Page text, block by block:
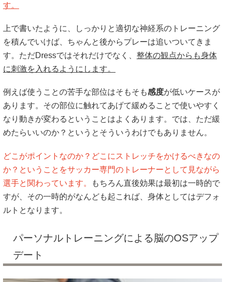
す。
上で書いたように、しっかりと適切な神経系のトレーニング
を積んでいけば、ちゃんと後からプレーは追いついてきま
す。ただDressではそれだけでなく、 整体の観点からも身体
に刺激を入れるようにします。
例えば使うことの苦手な部位はそもそも感度が低いケースが
あります。その部位に触れてあげて緩めることで使いやすく
なり動きが変わるということはよくあります。では、ただ緩
めたらいいのか？というとそういうわけでもありません。
どこがポイントなのか？どこにストレッチをかけるべきなの
か？ということをサッカー専門のトレーナーとして見ながら
選手と関わっています。
もちろん直後効果は最初は一時的で
すが、その一時的がなんども起これば、身体としてはデフォ
ルトとなります。
パーソナルトレーニングによる脳のOSアップ
デート